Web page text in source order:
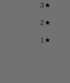
3
2
1